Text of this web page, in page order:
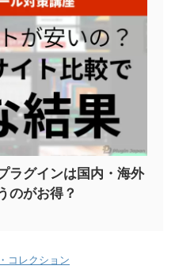
ラグインは国内・海外
のがお得？
コレクション